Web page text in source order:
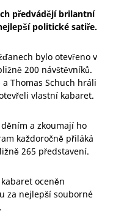
předvádějí brilantní
politické satiře.
bylo otevřeno v
200 návštěvníků.
Thomas Schuch hráli
vlastní kabaret.
a zkoumají ho
každoročně přiláká
265 představení.
oceněn
za nejlepší souborné